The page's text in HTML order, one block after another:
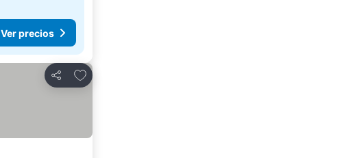
Ver precios
Compartir
Agregar a favoritos